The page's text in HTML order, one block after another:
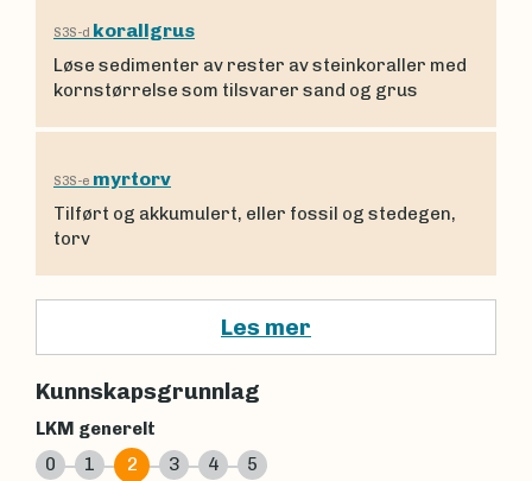
S3S-d korallgrus
Løse sedimenter av rester av steinkoraller med
kornstørrelse som tilsvarer sand og grus
S3S-e myrtorv
Tilført og akkumulert, eller fossil og stedegen,
torv
Les mer
Kunnskapsgrunnlag
LKM generelt
0
1 2 3 4 5